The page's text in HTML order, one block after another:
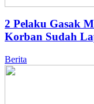
2 Pelaku Gasak
Korban Sudah
Berita